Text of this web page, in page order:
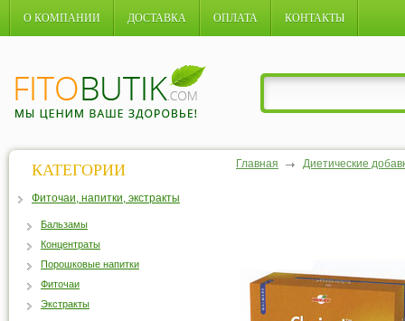
О КОМПАНИИ ДОСТАВКА ОПЛАТА КОНТАКТЫ
Главная Диетические
КАТЕГОРИИ
Фиточаи, напитки, экстракты
Бальзамы
Концентраты
Порошковые напитки
Фиточаи
Экстракты